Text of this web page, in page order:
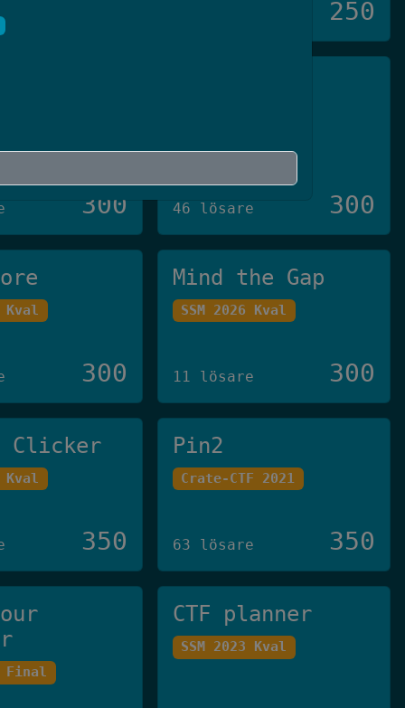
250
Final
300 46 lösare 300
Kval
300
Mind the Gap
SSM 2026 Kval
11 lösare 300
Clicker
Kval
350
Pin2
Crate-CTF 2021
63 lösare 350
Final
CTF planner
SSM 2023 Kval